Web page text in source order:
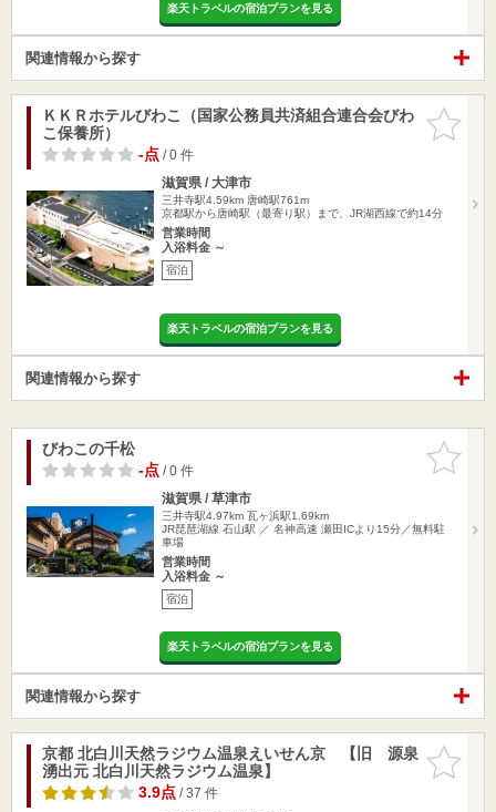
楽天トラベルの宿泊プランを見る
関連情報から探す
お気に入
りに追加
ＫＫＲホテルびわこ（国家公務員共済組合連合会びわ
こ保養所）
-点/ 0 件
滋賀県 / 大津市
三井寺駅4.59km 唐崎駅761m
京都駅から唐崎駅（最寄り駅）まで、JR湖西線で約14分
営業時間
入浴料金 ～
宿泊
楽天トラベルの宿泊プランを見る
関連情報から探す
お気に入
りに追加
びわこの千松
-点/ 0 件
滋賀県 / 草津市
三井寺駅4.97km 瓦ヶ浜駅1.69km
JR琵琶湖線 石山駅 ／ 名神高速 瀬田ICより15分／無料駐
車場
営業時間
入浴料金 ～
宿泊
楽天トラベルの宿泊プランを見る
関連情報から探す
お気に入
りに追加
京都 北白川天然ラジウム温泉えいせん京 【旧 源泉
湧出元 北白川天然ラジウム温泉】
3.9点/ 37 件